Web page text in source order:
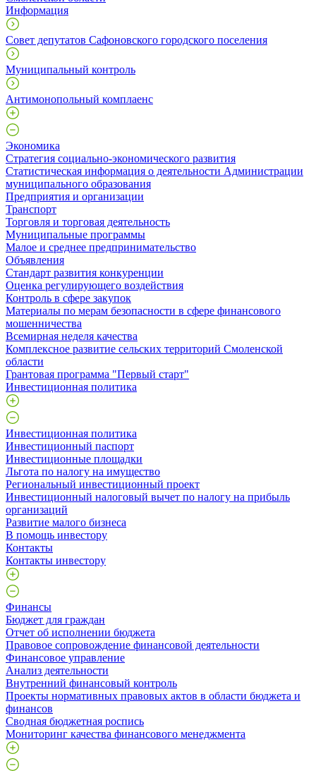
Информация
Совет депутатов Сафоновского городского поселения
Муниципальный контроль
Антимонопольный комплаенс
Экономика
Стратегия социально-экономического развития
Статистическая информация о деятельности Администрации
муниципального образования
Предприятия и организации
Транспорт
Торговля и торговая деятельность
Муниципальные программы
Малое и среднее предпринимательство
Объявления
Стандарт развития конкуренции
Оценка регулирующего воздействия
Контроль в сфере закупок
Материалы по мерам безопасности в сфере финансового
мошенничества
Всемирная неделя качества
Комплексное развитие сельских территорий Смоленской
области
Грантовая программа "Первый старт"
Инвестиционная политика
Инвестиционная политика
Инвестиционный паспорт
Инвестиционные площадки
Льгота по налогу на имущество
Региональный инвестиционный проект
Инвестиционный налоговый вычет по налогу на прибыль
организаций
Развитие малого бизнеса
В помощь инвестору
Контакты
Контакты инвестору
Финансы
Бюджет для граждан
Отчет об исполнении бюджета
Правовое сопровождение финансовой деятельности
Финансовое управление
Анализ деятельности
Внутренний финансовый контроль
Проекты нормативных правовых актов в области бюджета и
финансов
Сводная бюджетная роспись
Мониторинг качества финансового менеджмента